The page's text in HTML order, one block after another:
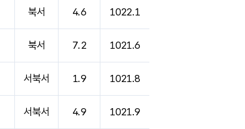
북서 4.6 1022.1
북서 7.2 1021.6
서북서 1.9 1021.8
서북서 4.9 1021.9